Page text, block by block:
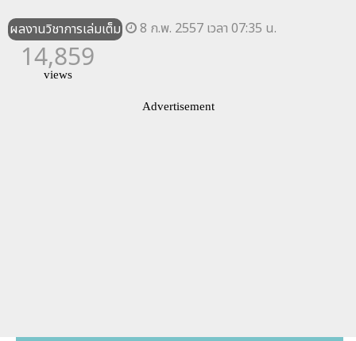
ผลงานวิชาการเล่มเต็ม 8 ก.พ. 2557 เวลา 07:35 น.
14,859
views
Advertisement